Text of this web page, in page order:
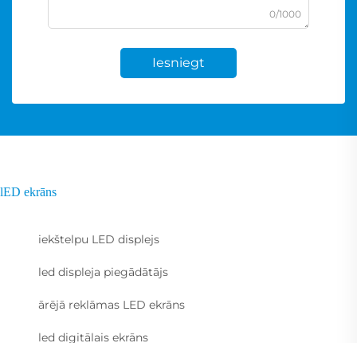
0/1000
Iesniegt
lED ekrāns
iekštelpu LED displejs
led displeja piegādātājs
ārējā reklāmas LED ekrāns
led digitālais ekrāns